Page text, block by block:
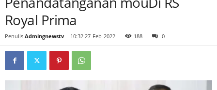
Royal Prima
Penulis Admingnewstv - 10:32 27-Feb-2022 188 0